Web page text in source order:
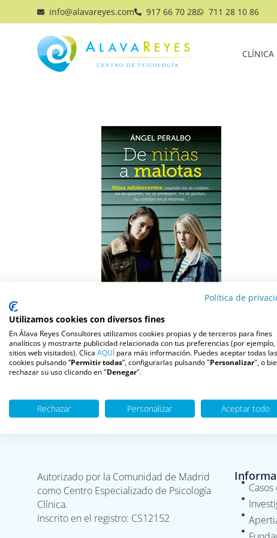
info@alavareyes.com 917 66 70 28 711 28 10 86
CLÍNICA
Autorizado por la Comunidad de Madrid
como Centro Especializado de Psicología
Clínica.
Inscrito en el registro: CS12152
Política de
Utilizamos cookies con diversos fines
En Álava Reyes Consultores utilizamos cookies propias y de terceros para fines
analíticos y mostrarte publicidad relacionada con tus preferencias (por ejemplo,
sitios web visitados). Clica AQUÍ para más información. Puedes aceptar todas las
cookies pulsando ‘’Permitir todas”, configurarlas pulsando "Personalizar", o
rechazar su uso clicando en "Denegar".
Rechazar Personalizar Aceptar todo